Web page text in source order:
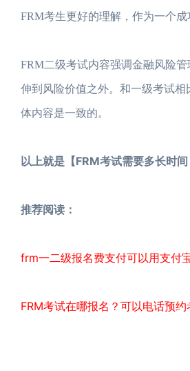
FRM考生更好的理解，作为一个
FRM二级考试内容强调金融风险
伸到风险价值之外。和一级考试
体内容是一致的。
以上就是【FRM考试需要多长时
推荐阅读：
frm一二级报名费支付可以用支付
FRM考试在哪报名？可以电话预约